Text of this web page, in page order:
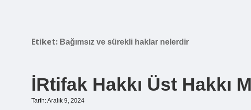
Etiket: Bağımsız ve sürekli haklar nelerdir
İRtifak Hakkı Üst Hakkı
Tarih: Aralık 9, 2024